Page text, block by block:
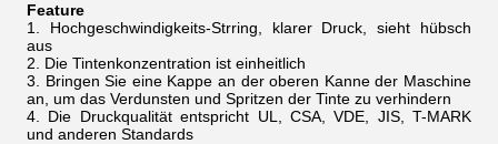
Feature
1. Hochgeschwindigkeits-Strring, klarer Druck, sieht hübsch
aus
2. Die Tintenkonzentration ist einheitlich
3. Bringen Sie eine Kappe an der oberen Kanne der Maschine
an, um das Verdunsten und Spritzen der Tinte zu verhindern
4. Die Druckqualität entspricht UL, CSA, VDE, JIS, T-MARK
und anderen Standards